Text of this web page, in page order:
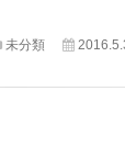
未分類